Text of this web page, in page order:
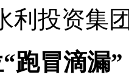
利投资集
冒滴漏”